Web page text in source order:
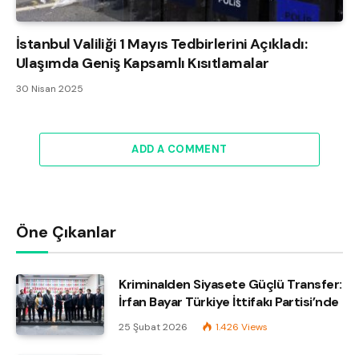
İstanbul Valiliği 1 Mayıs Tedbirlerini Açıkladı:
Ulaşımda Geniş Kapsamlı Kısıtlamalar
30 Nisan 2025
ADD A COMMENT
Öne Çıkanlar
Kriminalden Siyasete Güçlü Transfer:
İrfan Bayar Türkiye İttifakı Partisi’nde
25 Şubat 2026 1.426 Views